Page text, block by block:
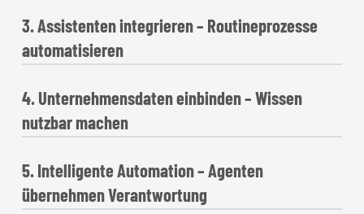
Mitarbeitende beginnen, KI-Tools wie
Microsoft Copilot oder DeepL produktiv zu
nutzen.
Praxis-Tipp:
Nutzungsrichtlinien, schule die Grundlagen
des Promptings und sammle erste
Erfolgsgeschichten aus der Praxis.
3. Assistenten integrieren – Routineprozesse
automatisieren
Nun werden KI-Tools fest in Prozesse
eingebettet, etwa für Ticketkategorisierung
oder Wissensmanagement.
Praxis-Tipp:Starte mit 2–3
Routineprozessen, wähle passende
4. Unternehmensdaten einbinden – Wissen
nutzbar machen
KI-Systeme greifen jetzt sicher und DSGVO-
konform auf interne Dokumente zu.
5. Intelligente Automation – Agenten
übernehmen Verantwortung